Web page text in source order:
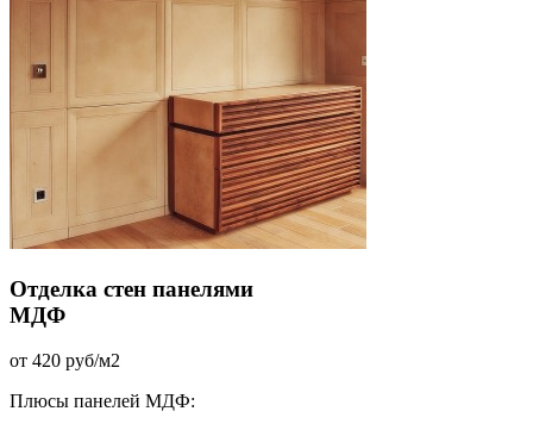
Отделка стен панелями
МДФ
от 420 руб/м2
Плюсы панелей МДФ: